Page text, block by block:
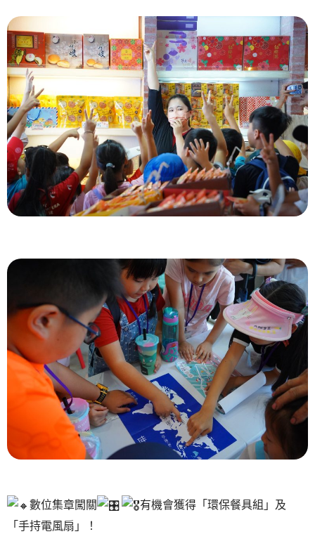
數位集章闖關
有機會獲得「環保餐具組」及
「手持電風扇」！